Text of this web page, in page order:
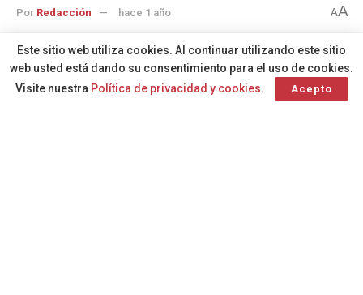
Por Redacción hace 1 año AA
El pasado 7 de abril de 2025, alrededor de las 19:11
Este sitio web utiliza cookies. Al continuar utilizando este sitio
web usted está dando su consentimiento para el uso de cookies.
Visite nuestra Política de privacidad y cookies. Acepto